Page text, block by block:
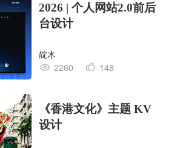
2026 | 个人网站2.0前后
台设计
靛木
2260
148
《香港文化》主题 KV
设计